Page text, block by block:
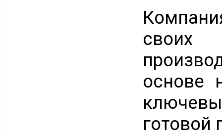
своих
основе
готовой